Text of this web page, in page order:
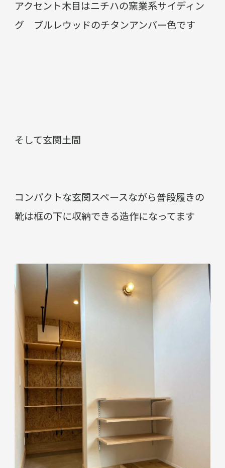
アクセント木目はニチハの窯業系サイディン
グ ブルレウッドのチタンアンバー色です
そして玄関土間
コンパクトな玄関スペースながら普段履きの
靴は框の下に収納できる造作になってます